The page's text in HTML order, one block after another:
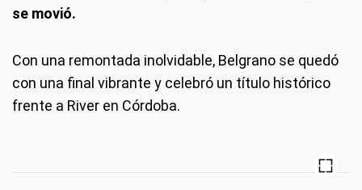
se movió.
Con una remontada inolvidable, Belgrano se quedó
con una final vibrante y celebró un título histórico
frente a River en Córdoba.